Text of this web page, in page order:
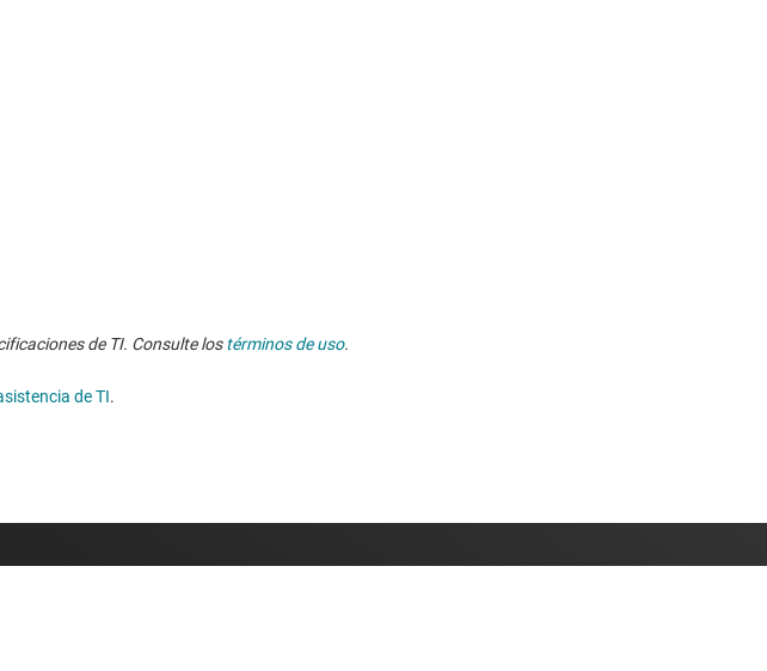
de TI. Consulte lostérminos de uso.
de TI. ​​​​​​​​​​​​​​